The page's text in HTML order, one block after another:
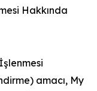
Hakkında
amacı, My